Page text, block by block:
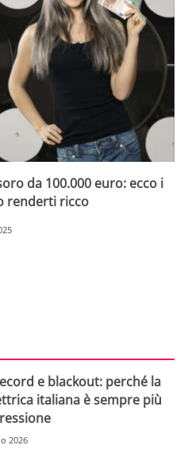
da 100.000 euro: ecco i
renderti ricco
e blackout: perché la
italiana è sempre più
2026